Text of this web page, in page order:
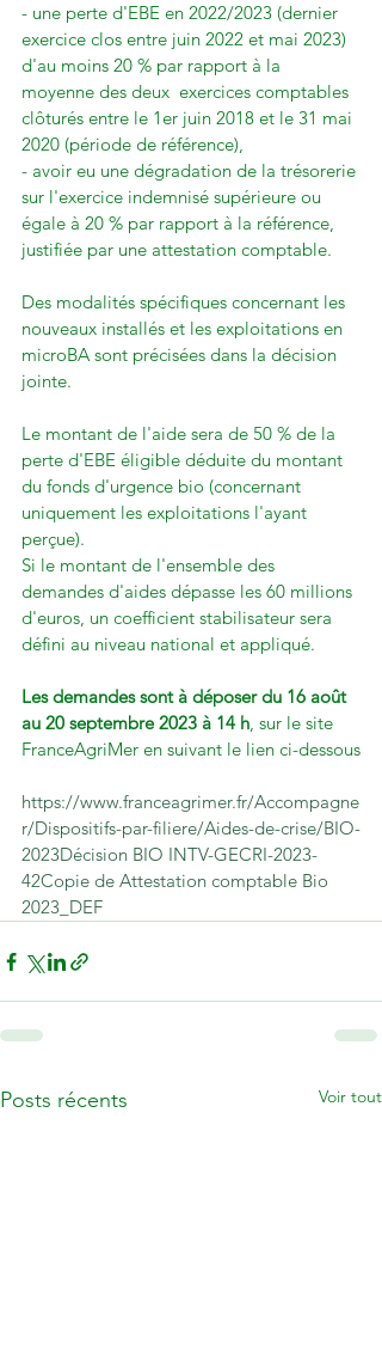
- une perte d'EBE en 2022/2023 (dernier
exercice clos entre juin 2022 et mai 2023)
d'au moins 20 % par rapport à la
moyenne des deux  exercices comptables
clôturés entre le 1er juin 2018 et le 31 mai
2020 (période de référence),
- avoir eu une dégradation de la trésorerie
sur l'exercice indemnisé supérieure ou
égale à 20 % par rapport à la référence,
justifiée par une attestation comptable.
Des modalités spécifiques concernant les
nouveaux installés et les exploitations en
microBA sont précisées dans la décision
jointe.
Le montant de l'aide sera de 50 % de la
perte d'EBE éligible déduite du montant
du fonds d'urgence bio (concernant
uniquement les exploitations l'ayant
perçue).
Si le montant de l'ensemble des
demandes d'aides dépasse les 60 millions
d'euros, un coefficient stabilisateur sera
défini au niveau national et appliqué.
Les demandes sont à déposer du 16 août
au 20 septembre 2023 à 14 h, sur le site
FranceAgriMer en suivant le lien ci-dessous
https://www.franceagrimer.fr/Accompagne
r/Dispositifs-par-filiere/Aides-de-crise/BIO-
2023Décision BIO INTV-GECRI-2023-
42Copie de Attestation comptable Bio
2023_DEF
Posts récents Voir tout